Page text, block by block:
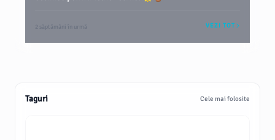
2 săptămâni în urmă VEZI TOT
Taguri Cele mai folosite